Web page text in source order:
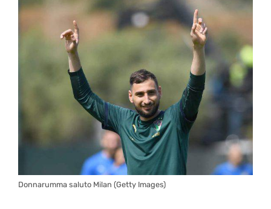
Donnarumma saluto Milan (Getty Images)